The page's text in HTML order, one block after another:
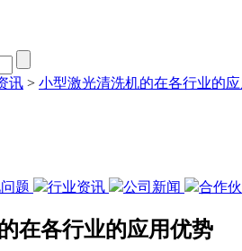
讯 > 小型激光清洗机的在各行业的
题 行业资讯 公司新闻 合作
在各行业的应用优势